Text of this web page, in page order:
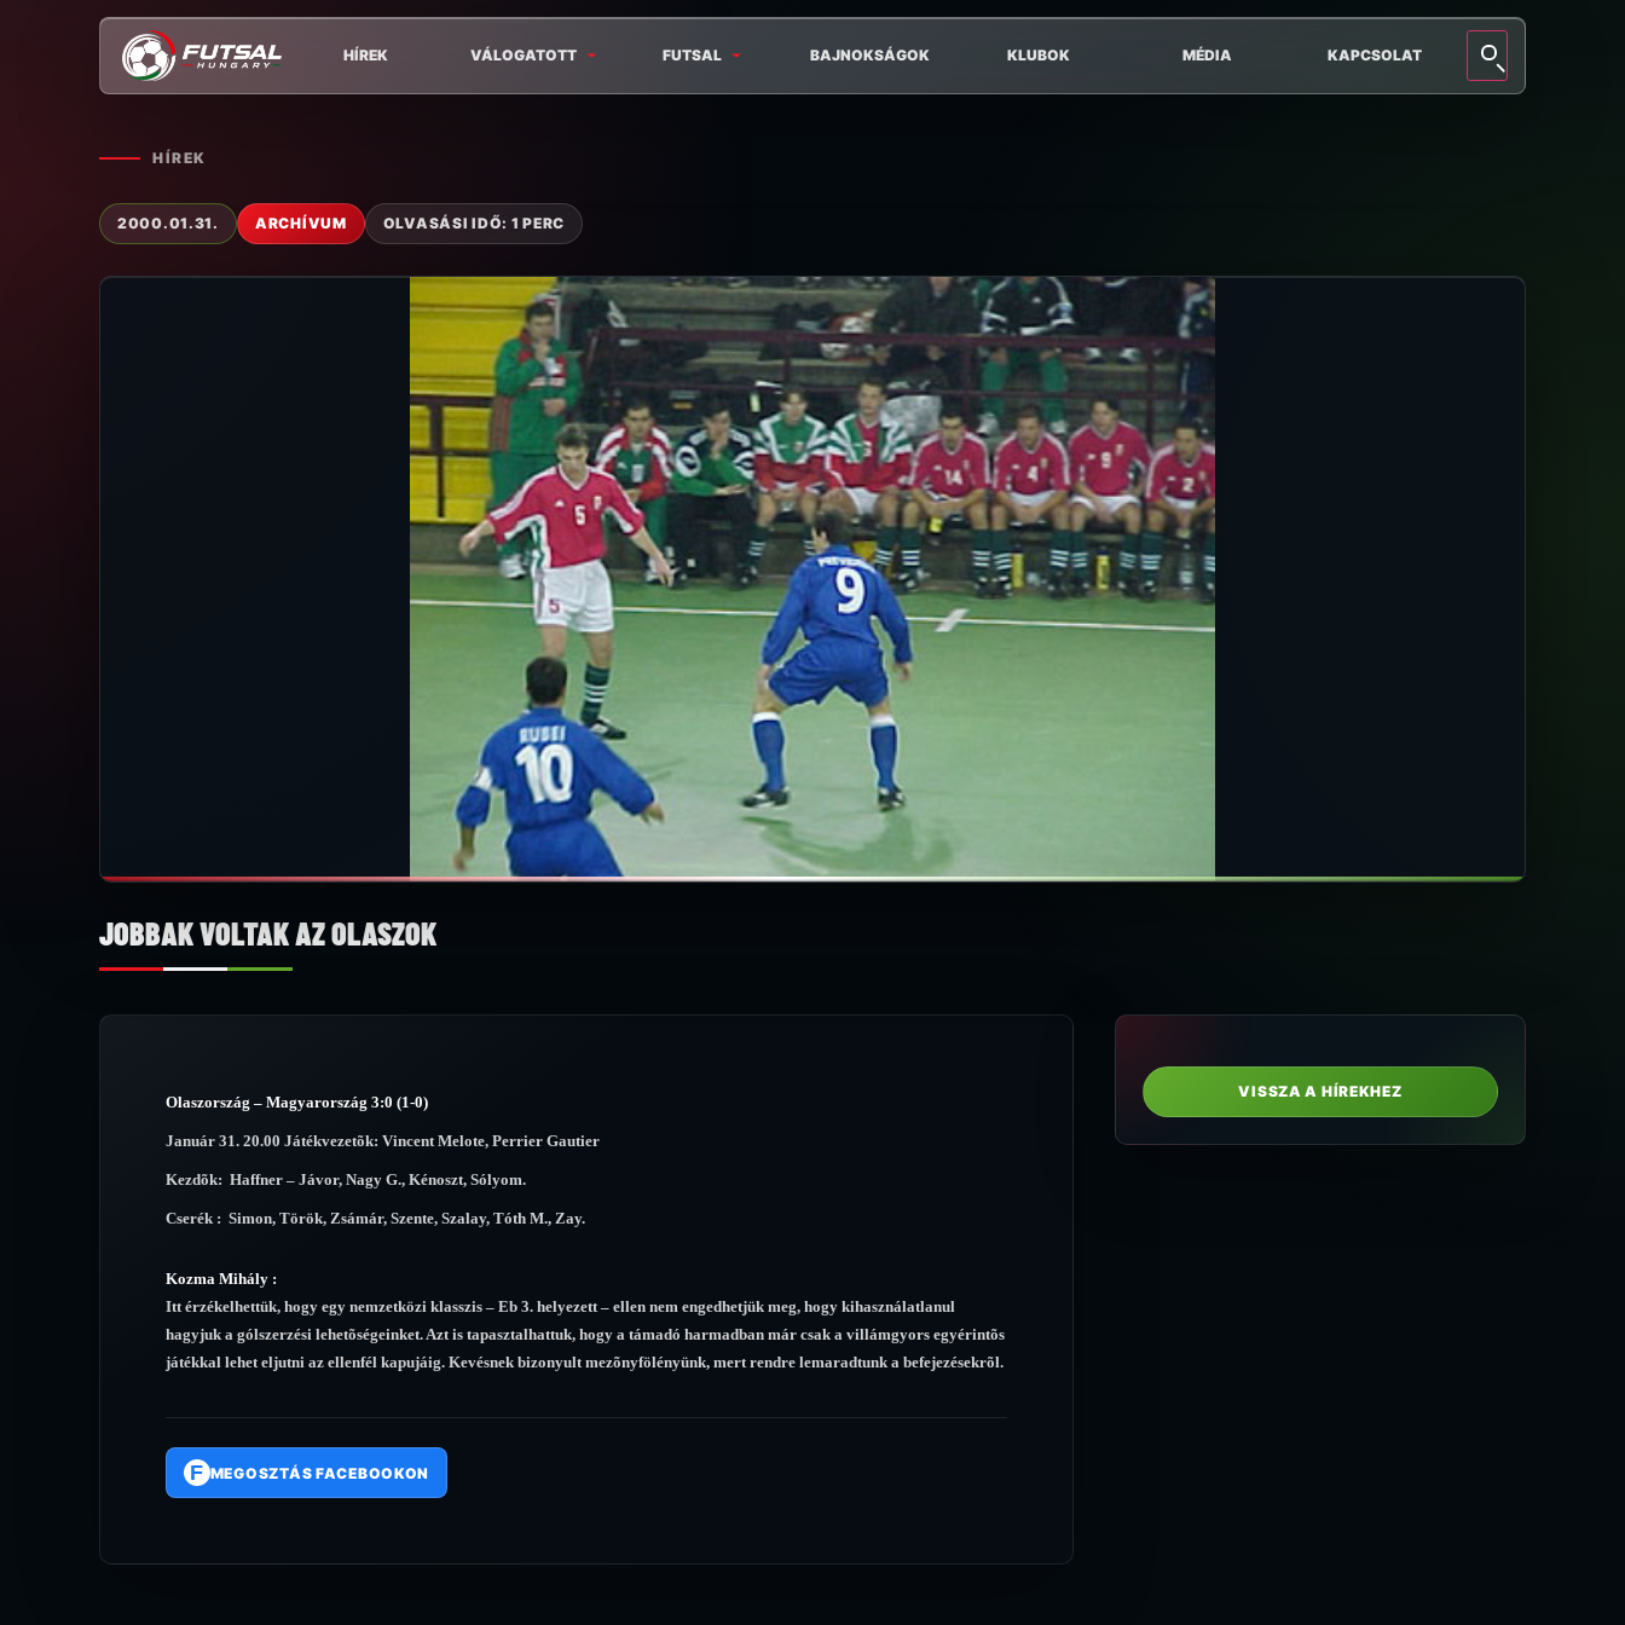
HÍREK VÁLOGATOTT FUTSAL BAJNOKSÁGOK KLUBOK MÉDIA KAPCSOLAT
HÍREK
2000.01.31. ARCHÍVUM OLVASÁSI IDŐ: 1 PERC
JOBBAK VOLTAK AZ OLASZOK
Olaszország – Magyarország 3:0 (1-0)
Január 31. 20.00 Játékvezetõk: Vincent Melote, Perrier Gautier
Kezdõk: Haffner – Jávor, Nagy G., Kénoszt, Sólyom.
Cserék : Simon, Török, Zsámár, Szente, Szalay, Tóth M., Zay.
Kozma Mihály :
Itt érzékelhettük, hogy egy nemzetközi klasszis – Eb 3. helyezett – ellen nem engedhetjük meg, hogy kihasználatlanul
hagyjuk a gólszerzési lehetõségeinket. Azt is tapasztalhattuk, hogy a támadó harmadban már csak a villámgyors egyérintõs
játékkal lehet eljutni az ellenfél kapujáig. Kevésnek bizonyult mezõnyfölényünk, mert rendre lemaradtunk a befejezésekrõl.
F MEGOSZTÁS FACEBOOKON
VISSZA A HÍREKHEZ